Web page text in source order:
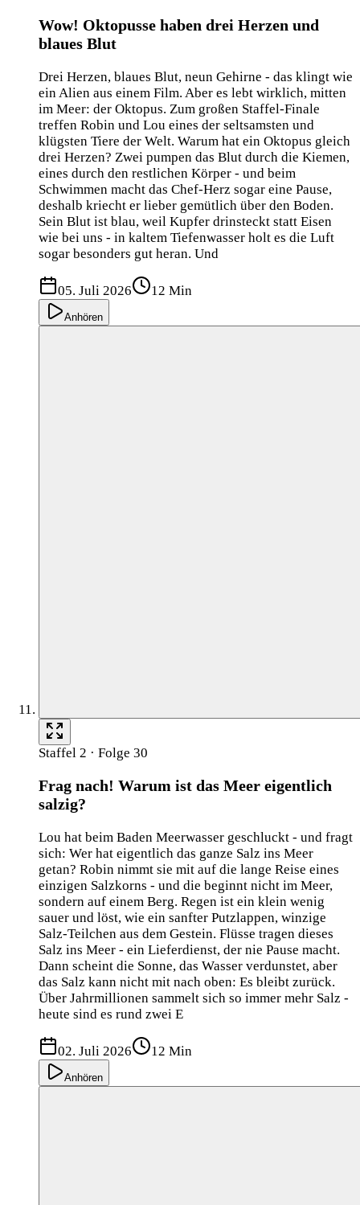
Wow! Oktopusse haben drei Herzen und
blaues Blut
Drei Herzen, blaues Blut, neun Gehirne - das klingt wie
ein Alien aus einem Film. Aber es lebt wirklich, mitten
im Meer: der Oktopus. Zum großen Staffel-Finale
treffen Robin und Lou eines der seltsamsten und
klügsten Tiere der Welt. Warum hat ein Oktopus gleich
drei Herzen? Zwei pumpen das Blut durch die Kiemen,
eines durch den restlichen Körper - und beim
Schwimmen macht das Chef-Herz sogar eine Pause,
deshalb kriecht er lieber gemütlich über den Boden.
Sein Blut ist blau, weil Kupfer drinsteckt statt Eisen
wie bei uns - in kaltem Tiefenwasser holt es die Luft
sogar besonders gut heran. Und
05. Juli 2026 12 Min
Anhören
Staffel 2 · Folge 30
Frag nach! Warum ist das Meer eigentlich
salzig?
Lou hat beim Baden Meerwasser geschluckt - und fragt
sich: Wer hat eigentlich das ganze Salz ins Meer
getan? Robin nimmt sie mit auf die lange Reise eines
einzigen Salzkorns - und die beginnt nicht im Meer,
sondern auf einem Berg. Regen ist ein klein wenig
sauer und löst, wie ein sanfter Putzlappen, winzige
Salz-Teilchen aus dem Gestein. Flüsse tragen dieses
Salz ins Meer - ein Lieferdienst, der nie Pause macht.
Dann scheint die Sonne, das Wasser verdunstet, aber
das Salz kann nicht mit nach oben: Es bleibt zurück.
Über Jahrmillionen sammelt sich so immer mehr Salz -
heute sind es rund zwei E
02. Juli 2026 12 Min
Anhören